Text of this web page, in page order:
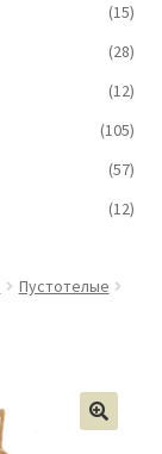
(15)
(28)
(12)
(105)
(57)
(12)
Пустотелые